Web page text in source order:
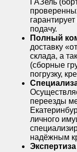
ГАЗель
подачу.
Полный
доставку
склада, а
(сборные
погрузку,
переезды
личного
надёжным